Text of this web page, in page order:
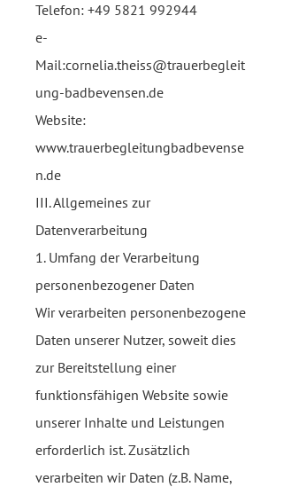
Telefon: +49 5821 992944
e-
Mail:cornelia.theiss@trauerbegleit
ung-badbevensen.de
Website:
www.trauerbegleitungbadbevense
n.de
III. Allgemeines zur
Datenverarbeitung
1. Umfang der Verarbeitung
personenbezogener Daten
Wir verarbeiten personenbezogene
Daten unserer Nutzer, soweit dies
zur Bereitstellung einer
funktionsfähigen Website sowie
unserer Inhalte und Leistungen
erforderlich ist. Zusätzlich
verarbeiten wir Daten (z.B. Name,